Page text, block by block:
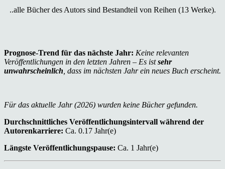
..alle Bücher des Autors sind Bestandteil von Reihen (13 Werke).
Prognose-Trend für das nächste Jahr: Keine relevanten
Veröffentlichungen in den letzten Jahren – Es istsehr
unwahrscheinlich , dass im nächsten Jahr ein neues Buch erscheint.
Für das aktuelle Jahr (2026) wurden keine Bücher gefunden.
Durchschnittliches Veröffentlichungsintervall während der
Autorenkarriere: Ca. 0.17 Jahr(e)
Längste Veröffentlichungspause: Ca. 1 Jahr(e)